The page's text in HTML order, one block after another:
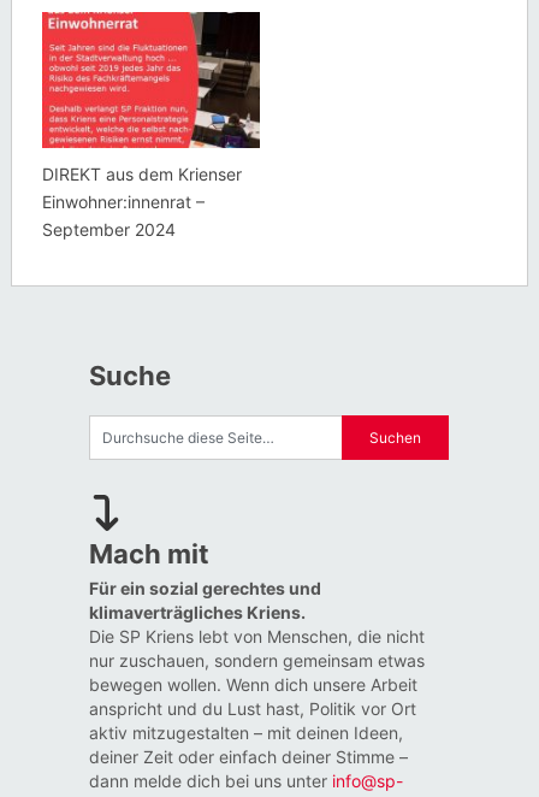
DIREKT aus dem Krienser
Einwohner:innenrat –
September 2024
Suche
Mach mit
Für ein sozial gerechtes und
klimaverträgliches Kriens.
Die SP Kriens lebt von Menschen, die nicht
nur zuschauen, sondern gemeinsam etwas
bewegen wollen. Wenn dich unsere Arbeit
anspricht und du Lust hast, Politik vor Ort
aktiv mitzugestalten – mit deinen Ideen,
deiner Zeit oder einfach deiner Stimme –
dann melde dich bei uns unter info@sp-